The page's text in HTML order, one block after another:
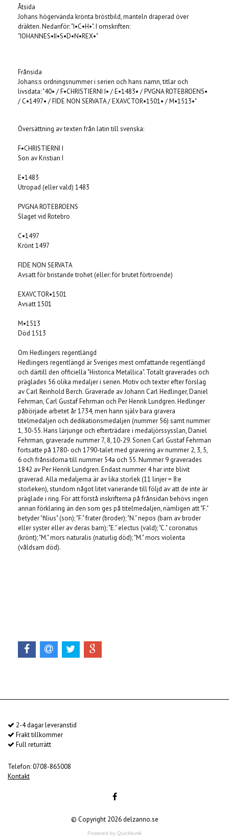
Åtsida
Johans högervända krönta bröstbild, manteln draperad över
dräkten. Nedanför: "I•C•H•". I omskriften:
"IOHANNES•II•S•D•N•REX•"
Frånsida
Johans:s ordningsnummer i serien och hans namn, titlar och
livsdata: "40• / F•CHRISTIERNI I• / E•1483• / PVGNA ROTEBROENS•
/ C•1497• / FIDE NON SERVATA / EXAVCTOR•1501• / M•1513•"
Översättning av texten från latin till svenska:
F•CHRISTIERNI I
Son av Kristian I
E•1483
Utropad (eller vald) 1483
PVGNA ROTEBROENS
Slaget vid Rotebro
C•1497
Krönt 1497
FIDE NON SERVATA
Avsatt för bristande trohet (eller: för brutet förtroende)
EXAVCTOR•1501
Avsatt 1501
M•1513
Död 1513
Om Hedlingers regentlängd
Hedlingers regentlängd är Sveriges mest omfattande regentlängd
och därtill den officiella "Historica Metallica". Totalt graverades och
präglades 56 olika medaljer i serien. Motiv och texter efter förslag
av Carl Reinhold Berch. Graverade av Johann Carl Hedlinger, Daniel
Fehrman, Carl Gustaf Fehrman och Per Henrik Lundgren. Hedlinger
påbörjade arbetet år 1734, men hann själv bara gravera
titelmedaljen och dedikationsmedaljen (nummer 56) samt nummer
1, 30-55. Hans lärjunge och efterträdare i medaljörssysslan, Daniel
Fehrman, graverade nummer 7, 8, 10-29. Sonen Carl Gustaf Fehrman
fortsatte på 1780- och 1790-talet med gravering av nummer 2, 3, 5,
6 och frånsidorna till nummer 54a och 55. Nummer 9 graverades
1842 av Per Henrik Lundgren. Endast nummer 4 har inte blivit
graverad. Alla medaljerna är av lika storlek (11 linjer = 8:e
storleken), stundom något litet varierande till följd av att de inte är
präglade i ring. För att förstå inskrifterna på frånsidan behövs ingen
annan förklaring än den som ges på titelmedaljen, nämligen att "F."
betyder "filius" (son); "F." frater (broder); "N." nepos (barn av broder
eller syster eller av deras barn); "E." electus (vald); "C." coronatus
(krönt); "M." mors naturalis (naturlig död); "M." mors violenta
(våldsam död).
2-4 dagar leveranstid
Frakt tillkommer
Full returrätt
Telefon: 0708-865008
Kontakt
© Copyright 2026 delzanno.se
Powered by Quickbutik